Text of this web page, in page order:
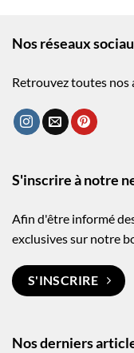
Nos réseaux
Retrouvez toutes nos
Nos derniers
S'inscrire à notre
Afin d'être informé
exclusives sur notre
S'INSCRIRE